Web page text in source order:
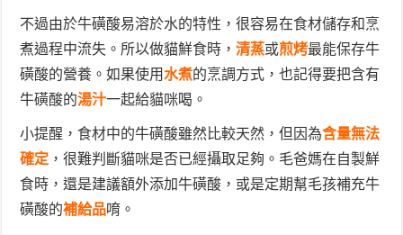
不過由於牛磺酸易溶於水的特性，很容易在食材儲存和烹
煮過程中流失。所以做貓鮮食時，清蒸或煎烤最能保存牛
磺酸的營養。如果使用水煮的烹調方式，也記得要把含有
牛磺酸的湯汁一起給貓咪喝。
小提醒，食材中的牛磺酸雖然比較天然，但因為含量無法
確定 ，很難判斷貓咪是否已經攝取足夠。毛爸媽在自製鮮
食時，還是建議額外添加牛磺酸，或是定期幫毛孩補充牛
磺酸的補給品唷。